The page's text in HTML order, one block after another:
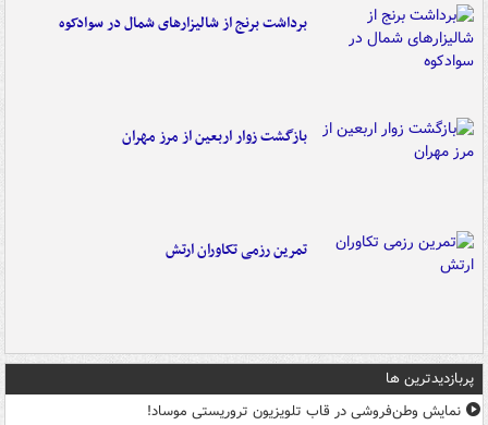
برداشت برنج از شالیزارهای شمال در سوادکوه
بازگشت زوار اربعین از مرز مهران
تمرین رزمی تکاوران ارتش
پربازدیدترین ها
نمایش وطن‌فروشی در قاب تلویزیون تروریستی موساد!